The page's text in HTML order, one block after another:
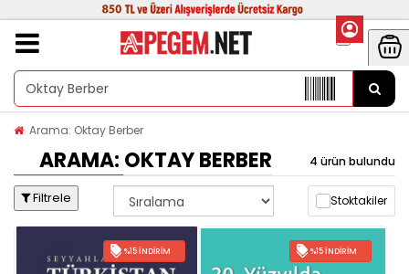
Arama: Oktay Berber
ARAMA: OKTAY BERBER 4 ürün bulundu
Filtrele Stoktakiler
%15 İNDIRIM %15 İNDIRIM